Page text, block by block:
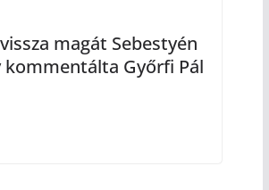
magát Sebestyén
kommentálta Győrfi Pál